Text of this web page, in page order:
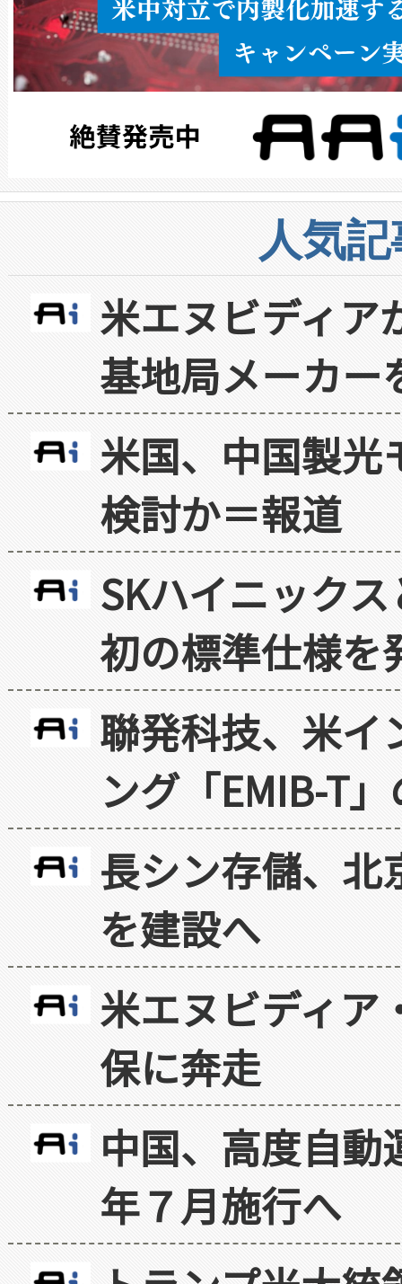
人気
米エヌビディア
基地局メーカー
米国、中国製光
検討か＝報道
SKハイニック
初の標準仕様を
聯発科技、米イ
ング「EMIB-T
長シン存儲、北
を建設へ
米エヌビディア
保に奔走
中国、高度自
年７月施行へ